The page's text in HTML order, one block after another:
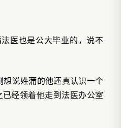
医也是公大毕业的，说不
说姓蒲的他还真认识一个
经领着他走到法医办公室